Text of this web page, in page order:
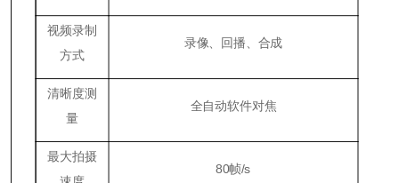
视频录制
方式
录像、回播、合成
清晰度测
量
全自动软件对焦
最大拍摄
80帧/s